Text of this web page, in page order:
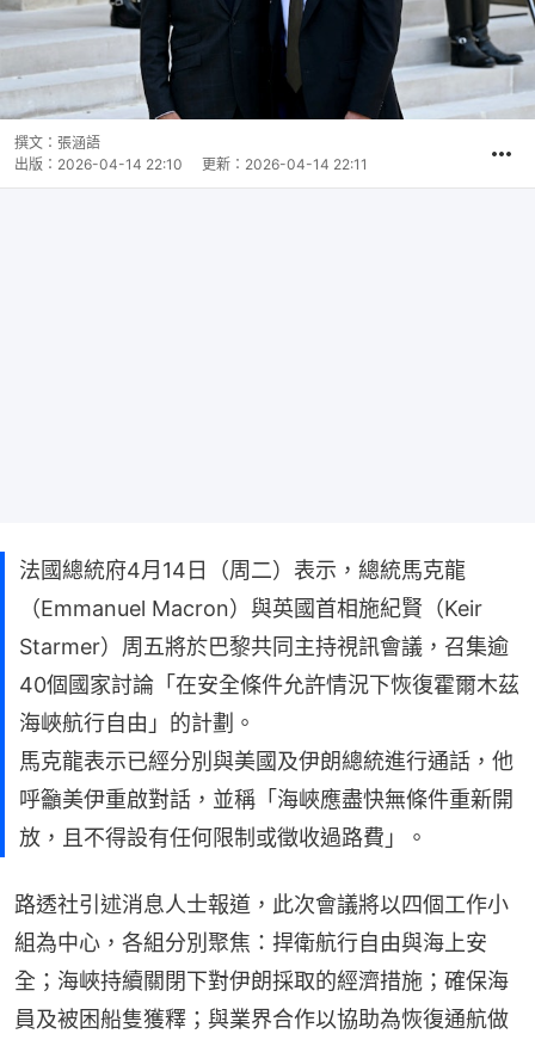
撰文： 張涵語
出版： 2026-04-14 22:10 更新： 2026-04-14 22:11
法國總統府4月14日（周二）表示，總統馬克龍
（Emmanuel Macron）與英國首相施紀賢（Keir
Starmer）周五將於巴黎共同主持視訊會議，召集逾
40個國家討論「在安全條件允許情況下恢復霍爾木茲
海峽航行自由」的計劃。
馬克龍表示已經分別與美國及伊朗總統進行通話，他
呼籲美伊重啟對話，並稱「海峽應盡快無條件重新開
放，且不得設有任何限制或徵收過路費」。
路透社引述消息人士報道，此次會議將以四個工作小
組為中心，各組分別聚焦：捍衛航行自由與海上安
全；海峽持續關閉下對伊朗採取的經濟措施；確保海
員及被困船隻獲釋；與業界合作以協助為恢復通航做